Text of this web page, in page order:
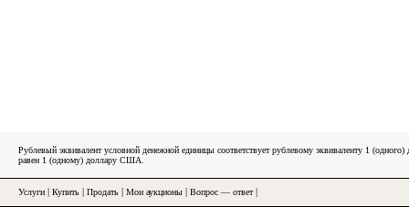
Рублевый эквивалент условной денежной единицы соответствует рублевому эквиваленту 1
равен 1 (одному) доллару США.
Услуги Купить Продать Мои аукционы Вопрос — ответ|